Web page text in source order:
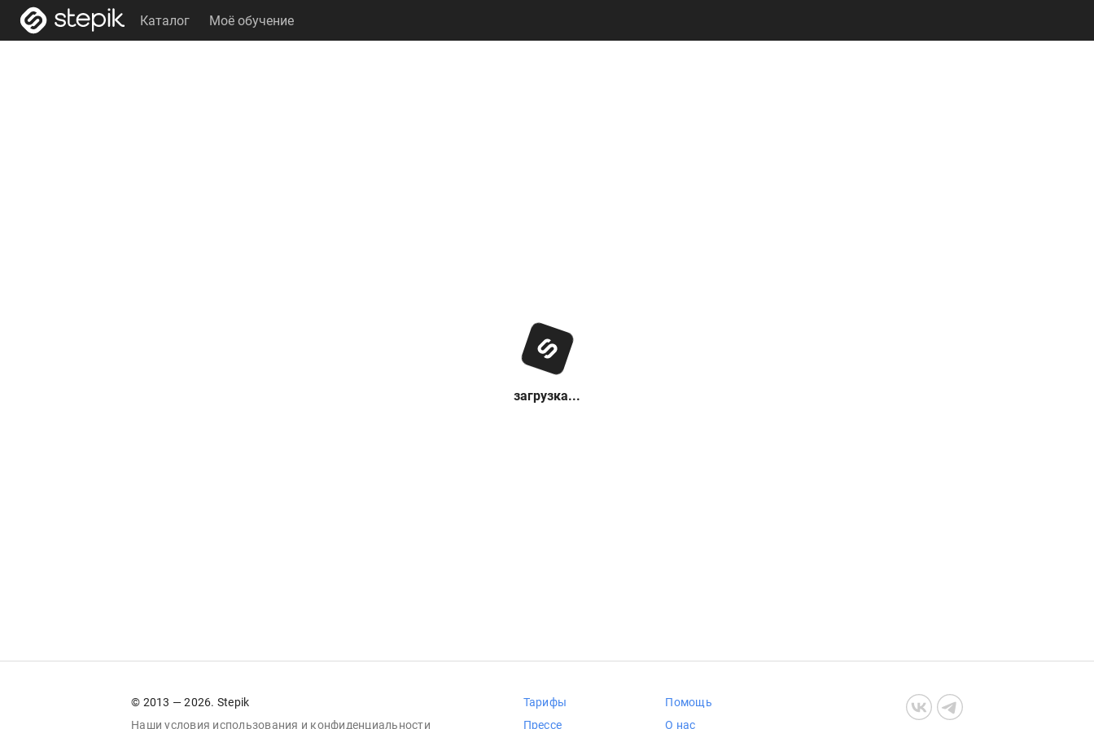
Каталог Моё обучение
загрузка...
© 2013 — 2026. Stepik
Наши условия использования и конфиденциальности
Тарифы
Прессе
Помощь
О нас